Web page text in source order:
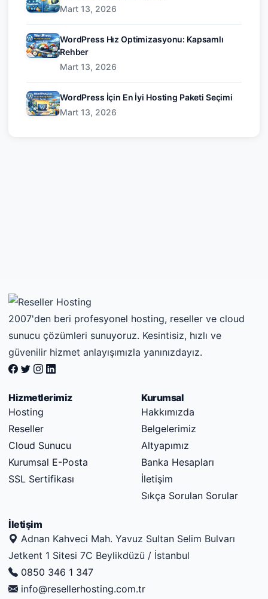
Mart 13, 2026
WordPress Hız Optimizasyonu: Kapsamlı
Rehber
Mart 13, 2026
WordPress İçin En İyi Hosting Paketi Seçimi
Mart 13, 2026
2007'den beri profesyonel hosting, reseller ve cloud
sunucu çözümleri sunuyoruz. Kesintisiz, hızlı ve
güvenilir hizmet anlayışımızla yanınızdayız.
Hizmetlerimiz
Hosting
Reseller
Cloud Sunucu
Kurumsal E-Posta
SSL Sertifikası
Kurumsal
Hakkımızda
Belgelerimiz
Altyapımız
Banka Hesapları
İletişim
Sıkça Sorulan Sorular
İletişim
Adnan Kahveci Mah. Yavuz Sultan Selim Bulvarı
Jetkent 1 Sitesi 7C Beylikdüzü / İstanbul
0850 346 1 347
info@resellerhosting.com.tr